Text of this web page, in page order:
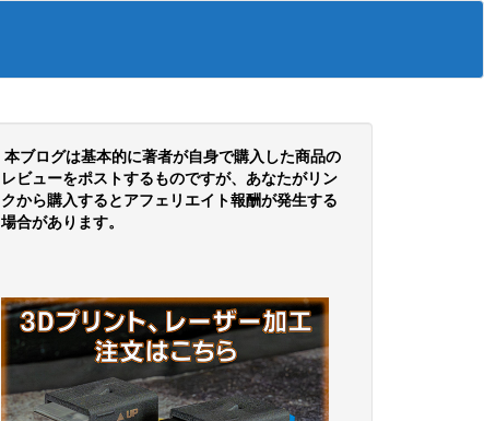
本ブログは基本的に著者が自身で購入した商品の
レビューをポストするものですが、あなたがリン
クから購入するとアフェリエイト報酬が発生する
場合があります。